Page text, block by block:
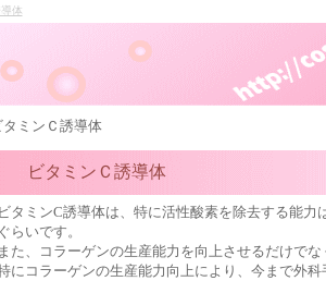
体
タミンＣ誘導体
ビタミンＣ誘導体
ビタミンC誘導体は、特に活性酸素を除去する能力
です。
ラーゲンの生産能力を向上させるだけでなく
ーゲンの生産能力向上により、今まで外科手